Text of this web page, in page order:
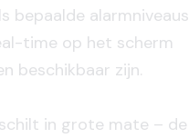
bepaalde alarmniveaus
time op het scherm
beschikbaar zijn.
in grote mate – de